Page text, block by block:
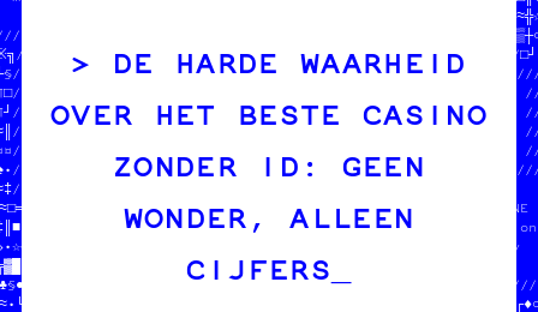
//●//  fanzine /// édition  //  //
▒//  charleroi /// diy    //  //
//////
JEAN-CHAT ET MOOMIN      //□//              //
ONT MANGÉ TOUS LES SOUS  //░//  DONNE-NOUS  //  $$$
EN CROQUETTES            //╔//  TON POGNON  //BONE ASBL
HELP HELP                //·//  STP MERCI   //
//▒//  JEAN-CHAT
•// ● █
▓/////////////////
fanzine ///
charleroi ///
DE HARDE WAARHEID
OVER HET BESTE CASINO
ZONDER ID: GEEN
WONDER, ALLEEN
CIJFERS